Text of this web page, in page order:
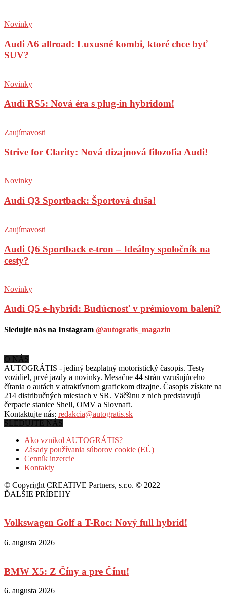
Novinky
Audi A6 allroad: Luxusné kombi, ktoré chce byť
SUV?
Novinky
Audi RS5: Nová éra s plug-in hybridom!
Zaujímavosti
Strive for Clarity: Nová dizajnová filozofia Audi!
Novinky
Audi Q3 Sportback: Športová duša!
Zaujímavosti
Audi Q6 Sportback e-tron – Ideálny spoločník na
cesty?
Novinky
Audi Q5 e-hybrid: Budúcnosť v prémiovom balení?
Sledujte nás na Instagram @autogratis_magazin
O NÁS
AUTOGRÁTIS - jediný bezplatný motoristický časopis. Testy
vozidiel, prvé jazdy a novinky. Mesačne 44 strán vzrušujúceho
čítania o autách v atraktívnom grafickom dizajne. Časopis získate na
214 distribučných miestach v SR. Väčšinu z nich predstavujú
čerpacie stanice Shell, OMV a Slovnaft.
Kontaktujte nás: redakcia@autogratis.sk
SLEDUJTE NÁS
Ako vznikol AUTOGRÁTIS?
Zásady používania súborov cookie (EÚ)
Cenník inzercie
Kontakty
© Copyright CREATIVE Partners, s.r.o. © 2022
ĎALŠIE PRÍBEHY
Volkswagen Golf a T-Roc: Nový full hybrid!
6. augusta 2026
BMW X5: Z Číny a pre Čínu!
6. augusta 2026